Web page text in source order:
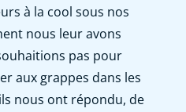
à la cool sous nos
nous leur avons
pas pour
aux grappes dans les
nous ont répondu, de